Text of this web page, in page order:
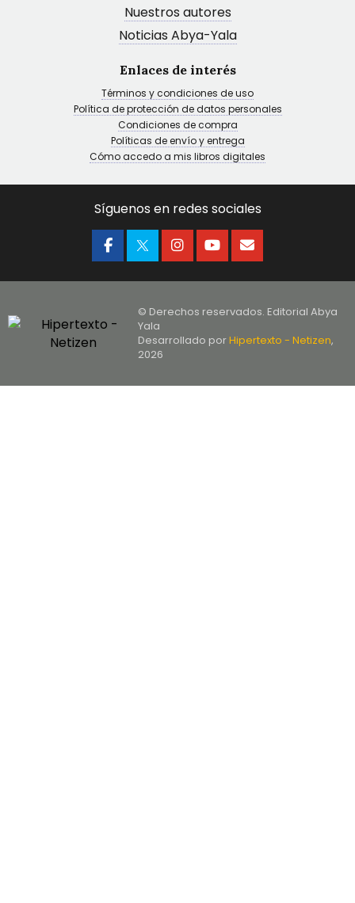
Nuestros autores
Noticias Abya-Yala
Enlaces de interés
Términos y condiciones de uso
Política de protección de datos personales
Condiciones de compra
Políticas de envío y entrega
Cómo accedo a mis libros digitales
Síguenos en redes sociales
© Derechos reservados. Editorial Abya
Yala
Desarrollado porHipertexto - Netizen,
2026